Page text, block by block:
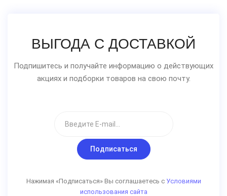
ВЫГОДА С ДОСТАВКОЙ
Подпишитесь и получайте информацию о действующих
акциях и подборки товаров на свою почту.
Подписаться
Нажимая «Подписаться» Вы соглашаетесь с Условиями
использования сайта